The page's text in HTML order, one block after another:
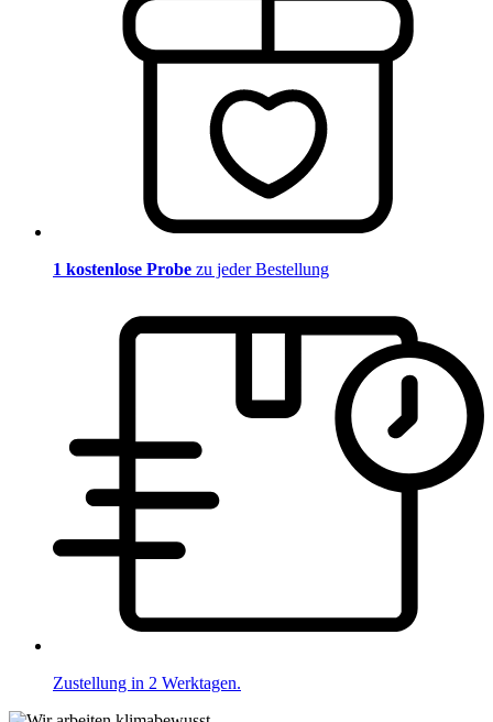
1 kostenlose Probe zu jeder Bestellung
Zustellung in 2 Werktagen.